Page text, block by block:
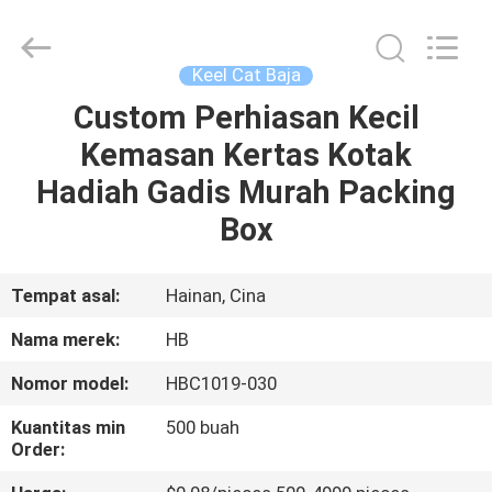
RUMAH
PRODUK
KITA
PABRIK
Keel Cat Baja
Custom Perhiasan Kecil
Kemasan Kertas Kotak
Hadiah Gadis Murah Packing
Box
Tempat asal:
Hainan, Cina
Nama merek:
HB
Nomor model:
HBC1019-030
Kuantitas min
Order:
500 buah